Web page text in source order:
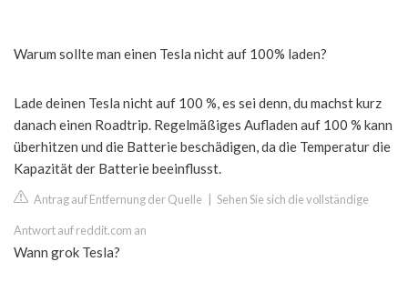
Warum sollte man einen Tesla nicht auf 100% laden?
Lade deinen Tesla nicht auf 100 %, es sei denn, du machst kurz
danach einen Roadtrip. Regelmäßiges Aufladen auf 100 % kann
überhitzen und die Batterie beschädigen, da die Temperatur die
Kapazität der Batterie beeinflusst.
Antrag auf Entfernung der Quelle Sehen Sie sich die vollständige
Antwort auf reddit.com an
Wann grok Tesla?